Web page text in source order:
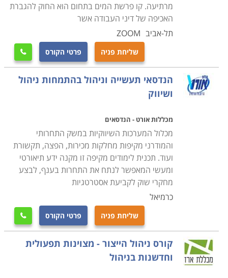
מרתיעה. קו פרשת המים בתחום הוא החוק להגברת
האכיפה של דיני העבודה אשר
תל-אביב ZOOM
שליחת פניה פרטי הקורס 
הנדסאי תעשייה וניהול בהתמחות ניהול
ושיווק
מכללות אורט - הנדסאים
מכלול המערכות השיווקיות במשק התחרותי
והמודרני מקיפות מחלקות מכירות, הפצה, תקשורת
ועוד. תכנית לימודים מקיפה זו מקנה ידע תיאורטי
ומעשי המאפשר לנתח את התחרות בענף, לבצע
מחקרי שוק לקביעת אסטרטגיות
כרמיאל
שליחת פניה פרטי הקורס 
קורס ניהול הייצור - מצוינות תפעולית
וחדשנות בניהול